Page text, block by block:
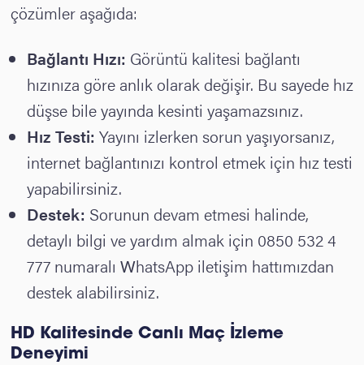
çözümler aşağıda:
Bağlantı Hızı: Görüntü kalitesi bağlantı
hızınıza göre anlık olarak değişir. Bu sayede hız
düşse bile yayında kesinti yaşamazsınız.
Hız Testi: Yayını izlerken sorun yaşıyorsanız,
internet bağlantınızı kontrol etmek için hız testi
yapabilirsiniz.
Destek: Sorunun devam etmesi halinde,
detaylı bilgi ve yardım almak için 0850 532 4
777 numaralı WhatsApp iletişim hattımızdan
destek alabilirsiniz.
HD Kalitesinde Canlı Maç İzleme
Deneyimi